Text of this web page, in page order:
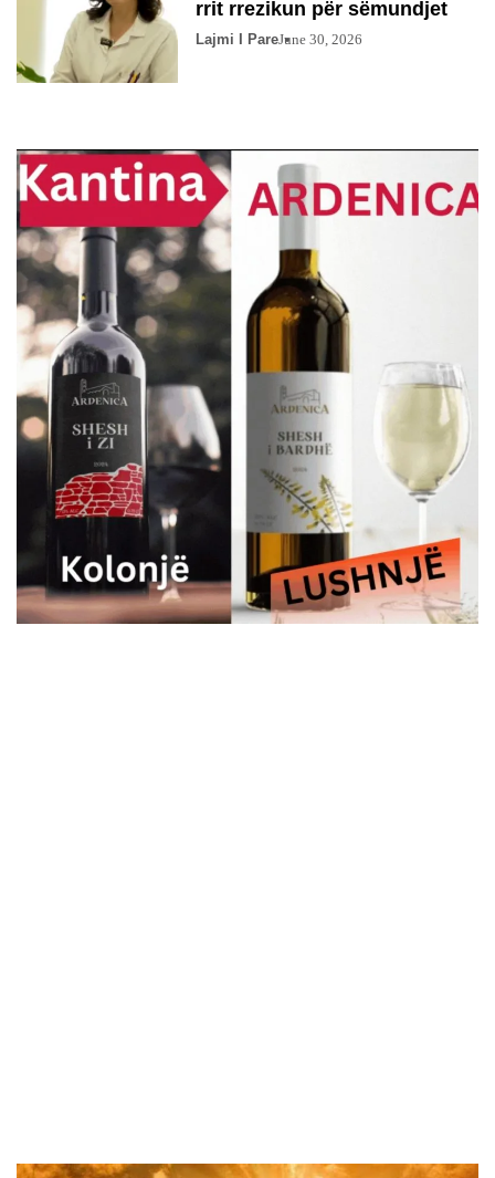
rrit rrezikun për sëmundjet
Lajmi I PareJune 30, 2026